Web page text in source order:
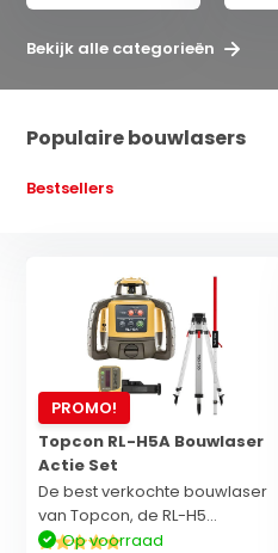
Bekijk alle categorieën
Populaire bouwlasers
Bestsellers
PROMO!
Topcon RL-H5A Bouwlaser
Actie Set
De best verkochte bouwlaser
van Topcon, de RL-H5...
Op voorraad